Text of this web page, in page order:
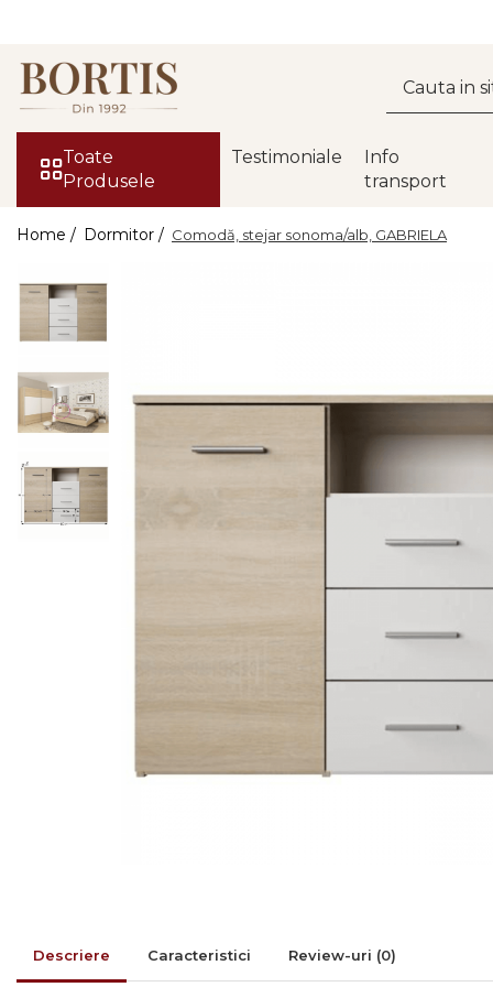
Toate Produsele
Fotolii balansoar/relaxante
Canapele
Comode lux-ultramoderne
Comode stil clasic/rustic
Fotolii extensibile
Masute de cafea
Mese sufragerie/dining
Rafturi/ etajere carti
Seturi masa +scaune
Chiuvete bucatarie
Dormitor
Toate
Produsele
Testimoniale
Info
transport
Home / Dormitor / Comodă, stejar sonoma/alb, GABRIELA
Descriere Caracteristici Review-uri (0)